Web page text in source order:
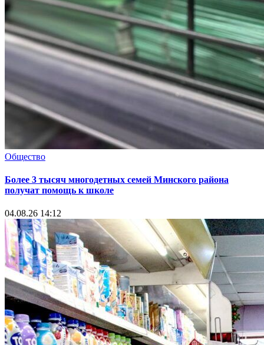
Общество
Более 3 тысяч многодетных семей Минского района
получат помощь к школе
04.08.26 14:12